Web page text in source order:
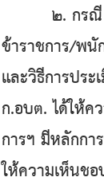
๒. กรณี ก.จ
ข้าราชการ/พนั
และวิธีการปร
ก.อบต. ได้ให้ค
การฯ มีหลักก
ให้ความเห็นช